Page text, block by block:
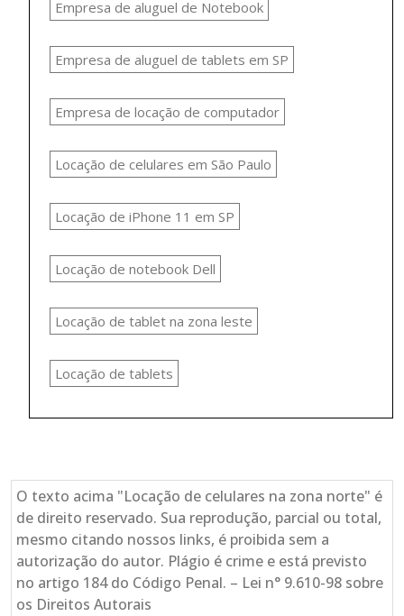
Empresa de aluguel de Notebook
Empresa de aluguel de tablets em SP
Empresa de locação de computador
Locação de celulares em São Paulo
Locação de iPhone 11 em SP
Locação de notebook Dell
Locação de tablet na zona leste
Locação de tablets
O texto acima "Locação de celulares na zona norte" é
de direito reservado. Sua reprodução, parcial ou total,
mesmo citando nossos links, é proibida sem a
autorização do autor. Plágio é crime e está previsto
no artigo 184 do Código Penal. – Lei n° 9.610-98 sobre
os Direitos Autorais